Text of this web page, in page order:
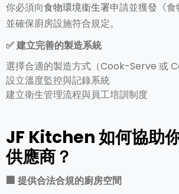
你必須向食物環境衞生署申請並獲發《食
並確保廚房設施符合規定。
✅建立完善的製造系統
選擇合適的製造方式（Cook-Serve 或
設立溫度監控與記錄系統
建立衛生管理流程與員工培訓制度
JF Kitchen 如何協助
供應商？
🏢 提供合法合規的廚房空間